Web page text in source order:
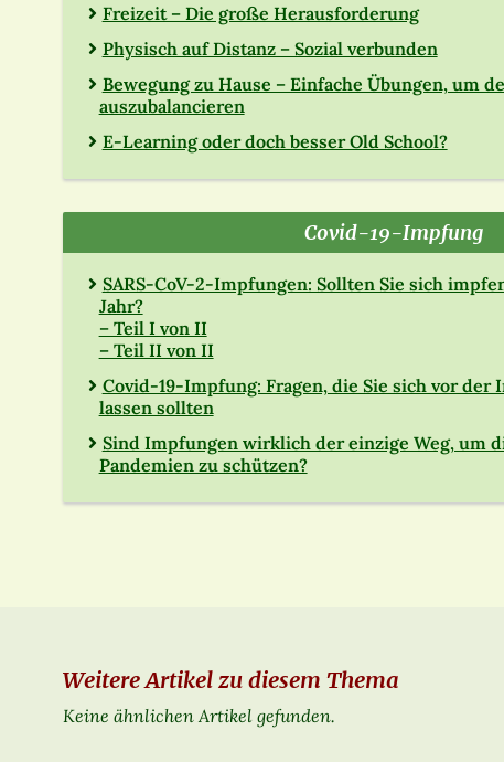
Freizeit – Die große Herausforderung
Physisch auf Distanz – Sozial verbunden
Bewegung zu Hause – Einfache Übungen, um
auszubalancieren
E-Learning oder doch besser Old School?
Covid-19-Impfung
SARS-CoV-2-Impfungen: Sollten Sie sich
Jahr?
– Teil I von II
– Teil II von II
Covid-19-Impfung: Fragen, die Sie sich vor der
lassen sollten
Sind Impfungen wirklich der einzige Weg, um
Pandemien zu schützen?
Weitere Artikel zu diesem Thema
Keine ähnlichen Artikel gefunden.